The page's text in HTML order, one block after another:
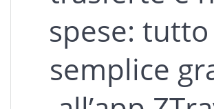
spese:
semplice